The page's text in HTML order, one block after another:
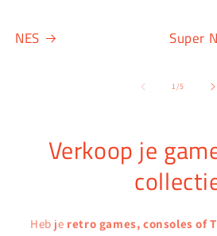
NES Super
1/van
5
Verkoop je
Heb je retro games, consoles of